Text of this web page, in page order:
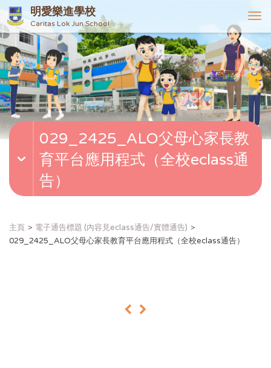
明愛樂進學校
Caritas Lok Jun School
T
o
g
g
l
e
n
v
i
029_2425_ALO父母心家長教
育平台應用程式（全校eclass通
告）
主頁
電子通告標題 (內容見eclass通告/實體通告)
029_2425_ALO父母心家長教育平台應用程式（全校eclass通告）
« »